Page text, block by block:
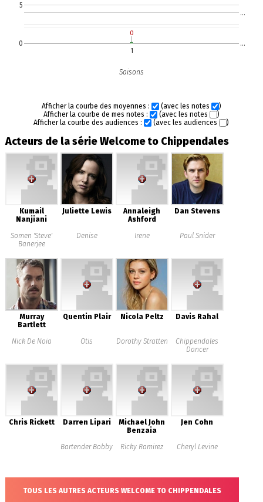
1
0
5
…
…
0
0
Saisons
Afficher la courbe des moyennes : (avec les notes
)
Afficher la courbe de mes notes :
(avec les notes
)
Afficher la courbe des audiences :
(avec les audiences )
Acteurs de la série Welcome to Chippendales
Kumail
Nanjiani
Somen 'Steve'
Banerjee
Juliette Lewis
Denise
Annaleigh
Ashford
Irene
Dan Stevens
Paul Snider
Murray
Bartlett
Nick De Noia
Quentin Plair
Otis
Nicola Peltz
Dorothy Stratten
Davis Rahal
Chippendales
Dancer
Chris Rickett Darren Lipari
Bartender Bobby
Michael John
Benzaia
Ricky Ramirez
Jen Cohn
Cheryl Levine
TOUS LES AUTRES ACTEURS WELCOME TO CHIPPENDALES